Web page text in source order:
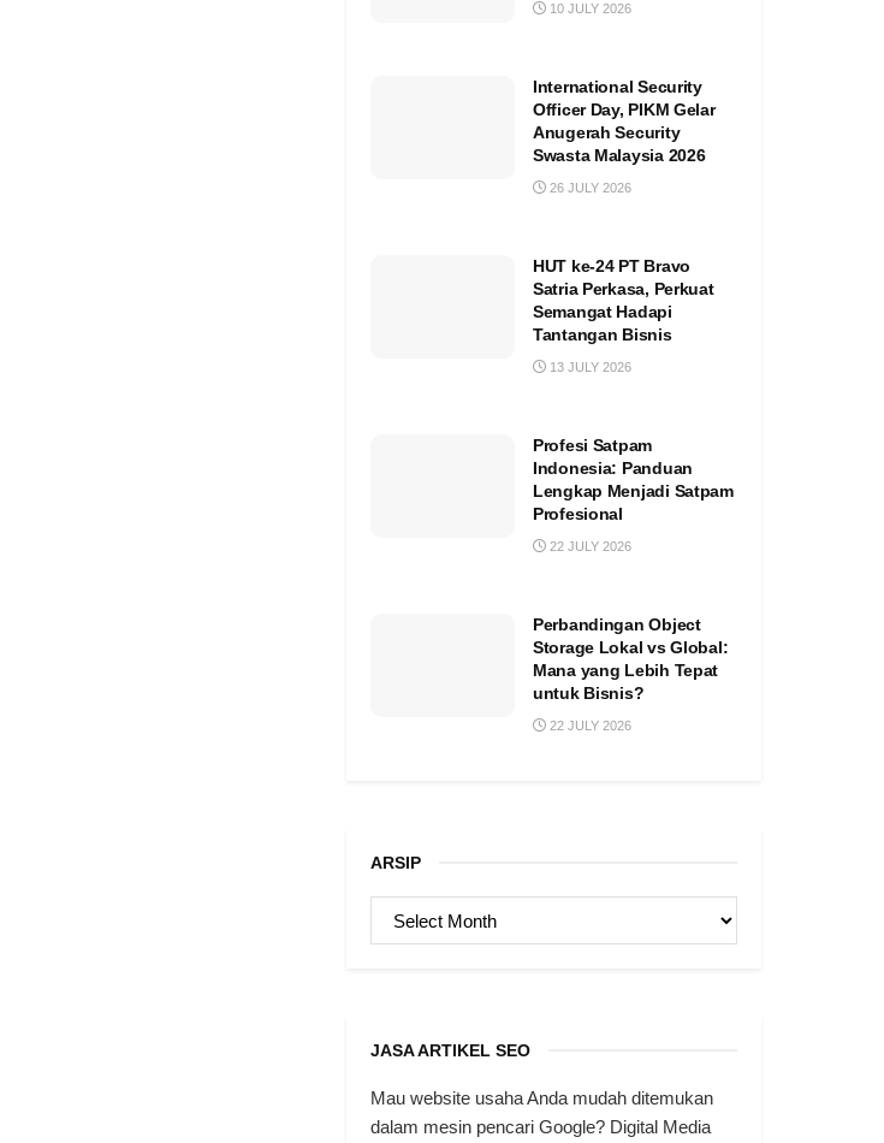
10 JULY 2026
International Security
Officer Day, PIKM Gelar
Anugerah Security
Swasta Malaysia 2026
26 JULY 2026
HUT ke-24 PT Bravo
Satria Perkasa, Perkuat
Semangat Hadapi
Tantangan Bisnis
13 JULY 2026
Profesi Satpam
Indonesia: Panduan
Lengkap Menjadi Satpam
Profesional
22 JULY 2026
Perbandingan Object
Storage Lokal vs Global:
Mana yang Lebih Tepat
untuk Bisnis?
22 JULY 2026
ARSIP
JASA ARTIKEL SEO
Mau website usaha Anda mudah ditemukan
dalam mesin pencari Google? Digital Media